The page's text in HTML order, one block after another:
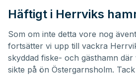
Häftigt i Herrviks
Som om inte detta vore nog
fortsätter vi upp till vackra
skyddad fiske- och gästhamn
sikte på ön Östergarnsholm.